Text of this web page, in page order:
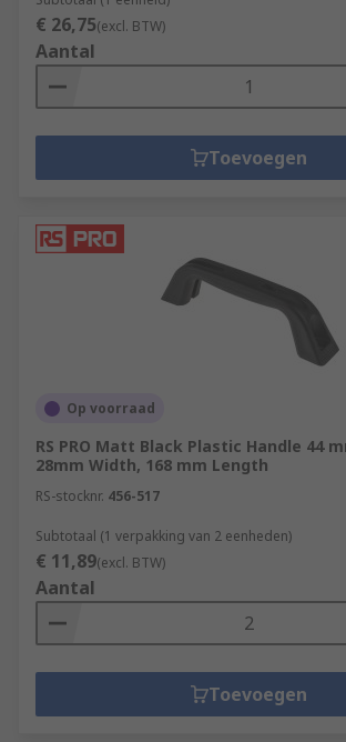
€ 26,75(excl. BTW)
Aantal
Toevoegen
Op voorraad
RS PRO Matt Black Plastic Handle 44
28mm Width, 168 mm Length
RS-stocknr. 456-517
Subtotaal (1 verpakking van 2 eenheden)
€ 11,89(excl. BTW)
Aantal
Toevoegen